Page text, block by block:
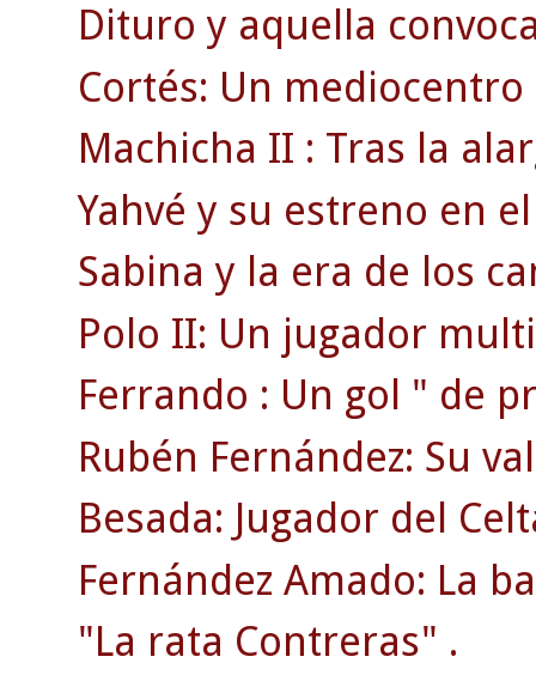
Dituro y aquella
Cortés: Un
Machicha II : Tras la
Yahvé y su estreno en
Sabina y la era de los
Polo II: Un jugador
Ferrando : Un gol " de
Rubén Fernández: Su
Besada: Jugador del
Fernández Amado: La
"La rata Contreras" .